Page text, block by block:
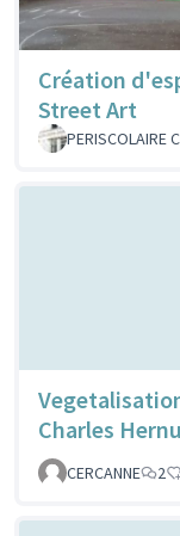
Création
Street Art
PERISCOLAIRE
Charles Hernu
CERCANNE
2